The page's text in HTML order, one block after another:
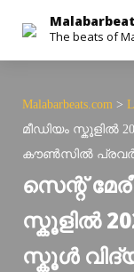
content
The beats of
Malabarbeats.com >
മീഡിയം സ്കൂളിൽ
കൗൺസിൽ
സെന്റ്
സ്കൂളിൽ
സ്കൂൾ